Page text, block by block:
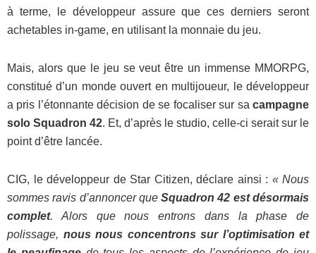
à terme, le développeur assure que ces derniers seront
achetables in-game, en utilisant la monnaie du jeu.
Mais, alors que le jeu se veut être un immense MMORPG,
constitué d’un monde ouvert en multijoueur, le développeur
a pris l’étonnante décision de se focaliser sur sa campagne
solo Squadron 42. Et, d’après le studio, celle-ci serait sur le
point d’être lancée.
CIG, le développeur de Star Citizen, déclare ainsi : « Nous
sommes ravis d’annoncer queSquadron 42 est désormais
complet. Alors que nous entrons dans la phase de
polissage, nous nous concentrons sur l’optimisation et